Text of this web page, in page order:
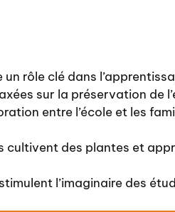
un rôle clé dans
sur la préservation de
entre l’école et les
cultivent des plantes et
l’imaginaire des